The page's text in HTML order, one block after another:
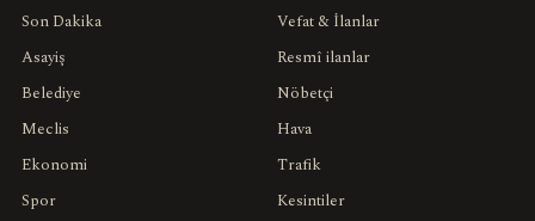
Son Dakika
Asayiş
Belediye
Meclis
Ekonomi
Spor
Vefat & İlanlar
Resmî ilanlar
Nöbetçi
Hava
Trafik
Kesintiler